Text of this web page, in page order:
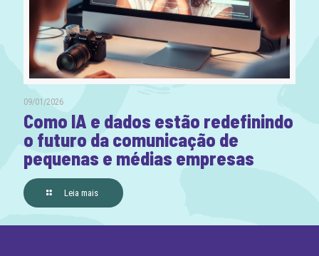
09/01/2026
Como IA e dados estão redefinindo
o futuro da comunicação de
pequenas e médias empresas
Leia mais